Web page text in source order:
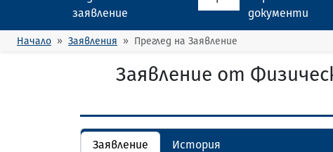
заявление
документи
Начало Заявления Преглед на Заявление
Заявление от
Заявление История